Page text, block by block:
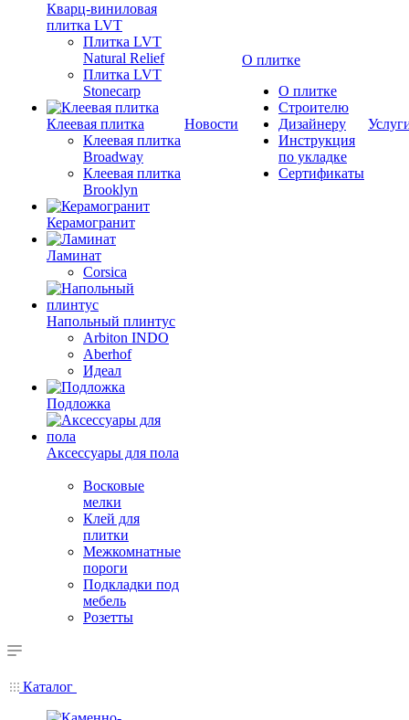
Кварц-виниловая
плитка LVT
Плитка LVT
Natural Relief
Плитка LVT
Stonecarp
Клеевая плитка
Клеевая плитка
Broadway
Клеевая плитка
Brooklyn
Керамогранит
Ламинат
Corsica
Напольный плинтус
Arbiton INDO
Aberhof
Идеал
Подложка
Аксессуары для пола
Восковые
мелки
Клей для
плитки
Межкомнатные
пороги
Подкладки под
мебель
Розетты
Новости
О плитке
О плитке
Строителю
Дизайнеру
Инструкция
по укладке
Сертификаты
Каталог